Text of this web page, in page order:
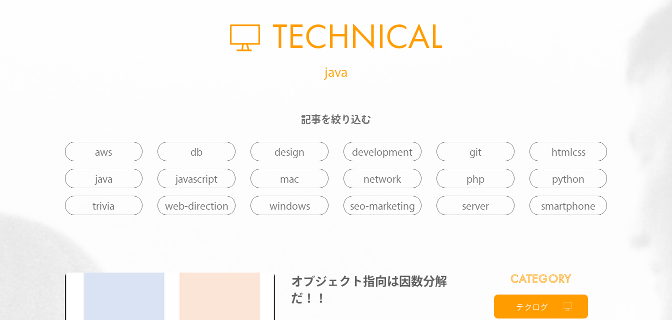
TECHNICAL
java
オブジェクト指向は因数分解
だ！！
記事を絞り込む
aws db design development git htmlcss
java javascript mac network php python
trivia web-direction windows seo-marketing server smartphone
CATEGORY
テクログ